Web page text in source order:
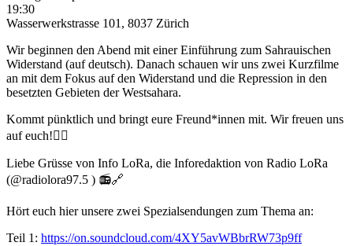
19:30
Wasserwerkstrasse 101, 8037 Zürich
Wir beginnen den Abend mit einer Einführung zum Sahrauischen
Widerstand (auf deutsch). Danach schauen wir uns zwei Kurzfilme
an mit dem Fokus auf den Widerstand und die Repression in den
besetzten Gebieten der Westsahara.
Kommt pünktlich und bringt eure Freund*innen mit. Wir freuen uns
auf euch!❤️‍🔥
Liebe Grüsse von Info LoRa, die Inforedaktion von Radio LoRa
(@radiolora97.5 ) 📻🔗
Hört euch hier unsere zwei Spezialsendungen zum Thema an:
Teil 1: https://on.soundcloud.com/4XY5avWBbrRW73p9ff